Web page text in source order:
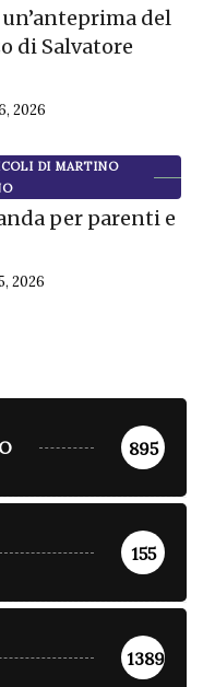
del
di Salvatore
2026
DI MARTINO
per parenti e
2026
895
155
1389